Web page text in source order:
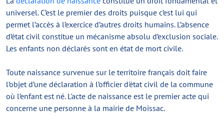
universel. C’est le premier des droits puisque c’est lui qui
permet l’accès à l’exercice d’autres droits humains. L’absence
d’état civil constitue un mécanisme absolu d’exclusion sociale.
Les enfants non déclarés sont en état de mort civile.
Toute naissance survenue sur le territoire français doit faire
l’objet d’une déclaration à l’officier d'état civil de la commune
où l’enfant est né. L'acte de naissance est le premier acte qui
concerne une personne à la mairie de Moissac.